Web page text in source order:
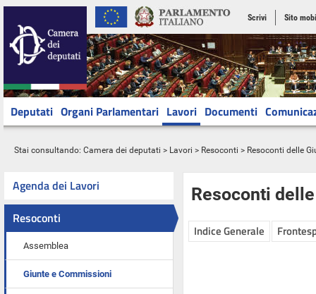
Scrivi Sito
Deputati Organi Parlamentari Lavori Documenti
Stai consultando: Camera dei deputati > Lavori > Resoconti > Resoconti delle
Agenda dei Lavori
Resoconti
Assemblea
Giunte e Commissioni
Resoconti
Indice Generale